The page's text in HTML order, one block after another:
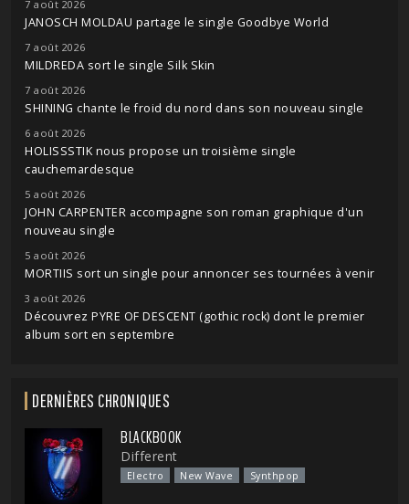
7 août 2026
JANOSCH MOLDAU partage le single Goodbye World
7 août 2026
MILDREDA sort le single Silk Skin
7 août 2026
SHINING chante le froid du nord dans son nouveau single
6 août 2026
HOLISSSTIK nous propose un troisième single
cauchemardesque
5 août 2026
JOHN CARPENTER accompagne son roman graphique d'un
nouveau single
5 août 2026
MORTIIS sort un single pour annoncer ses tournées à venir
3 août 2026
Découvrez PYRE OF DESCENT (gothic rock) dont le premier
album sort en septembre
DERNIÈRES CHRONIQUES
BLACKBOOK
Different
Electro New Wave Synthpop